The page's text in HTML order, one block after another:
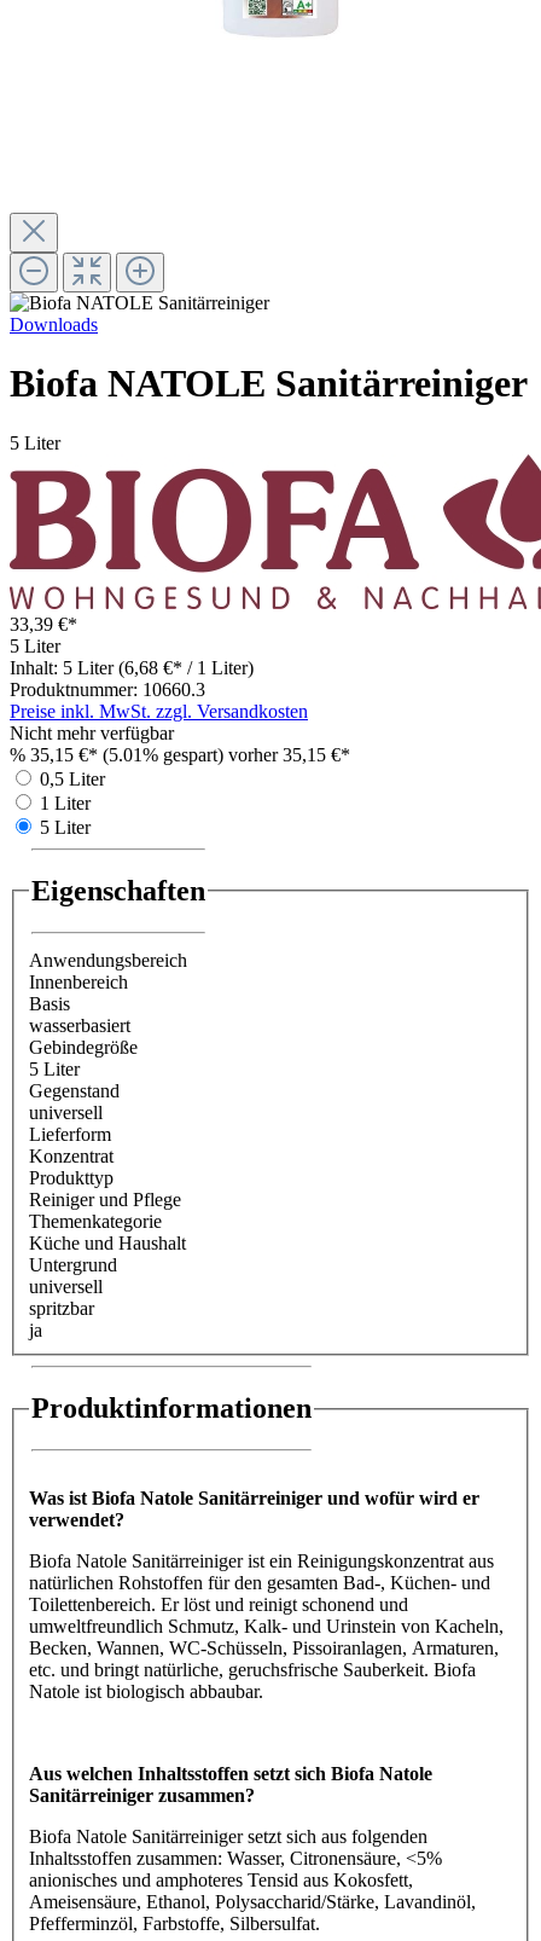
Downloads
Biofa NATOLE Sanitärreiniger
5 Liter
33,39 €*
5 Liter
Inhalt: 5 Liter (6,68 €* / 1 Liter)
Produktnummer: 10660.3
Preise inkl. MwSt. zzgl. Versandkosten
Nicht mehr verfügbar
% 35,15 €* (5.01% gespart) vorher 35,15 €*
0,5 Liter
1 Liter
5 Liter
Eigenschaften
Anwendungsbereich
Innenbereich
Basis
wasserbasiert
Gebindegröße
5 Liter
Gegenstand
universell
Lieferform
Konzentrat
Produkttyp
Reiniger und Pflege
Themenkategorie
Küche und Haushalt
Untergrund
universell
spritzbar
ja
Produktinformationen
Was ist Biofa Natole Sanitärreiniger und wofür wird er
verwendet?
Biofa Natole Sanitärreiniger ist ein Reinigungskonzentrat aus
natürlichen Rohstoffen für den gesamten Bad-, Küchen- und
Toilettenbereich. Er löst und reinigt schonend und
umweltfreundlich Schmutz, Kalk- und Urinstein von Kacheln,
Becken, Wannen, WC-Schüsseln, Pissoiranlagen, Armaturen,
etc. und bringt natürliche, geruchsfrische Sauberkeit. Biofa
Natole ist biologisch abbaubar.
Aus welchen Inhaltsstoffen setzt sich Biofa Natole
Sanitärreiniger zusammen?
Biofa Natole Sanitärreiniger setzt sich aus folgenden
Inhaltsstoffen zusammen: Wasser, Citronensäure, <5%
anionisches und amphoteres Tensid aus Kokosfett,
Ameisensäure, Ethanol, Polysaccharid/Stärke, Lavandinöl,
Pfefferminzöl, Farbstoffe, Silbersulfat.